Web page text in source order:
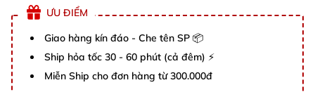
ƯU ĐIỂM
Giao hàng kín đáo - Che tên SP 📦
Ship hỏa tốc 30 - 60 phút (cả đêm) ⚡
Miễn Ship cho đơn hàng từ 300.000đ